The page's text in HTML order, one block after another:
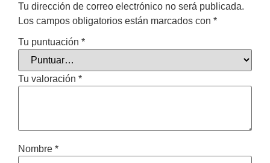
Tu dirección de correo electrónico no será publicada.
Los campos obligatorios están marcados con *
Tu puntuación *
Tu valoración *
Nombre *